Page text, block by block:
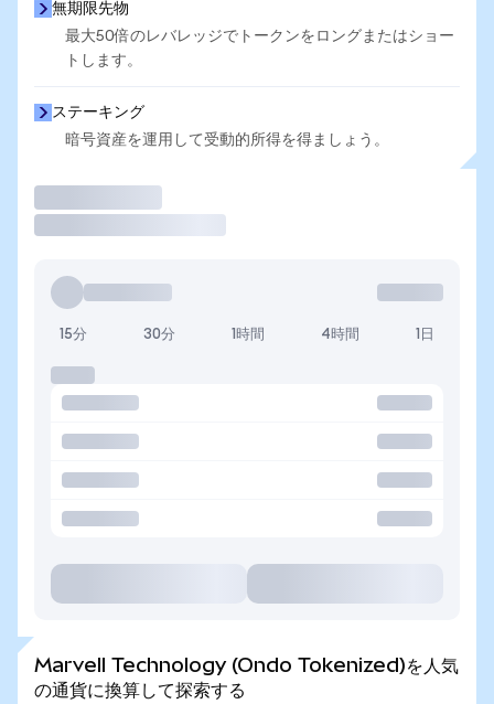
無期限先物
最大50倍のレバレッジでトークンをロングまたはショー
トします。
ステーキング
暗号資産を運用して受動的所得を得ましょう。
15分 30分 1時間 4時間 1日
Marvell Technology (Ondo Tokenized)を人気
の通貨に換算して探索する